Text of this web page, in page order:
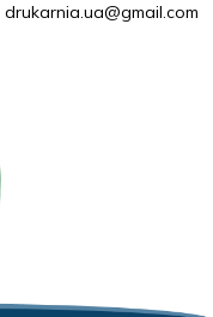
drukarnia.ua@gmail.com